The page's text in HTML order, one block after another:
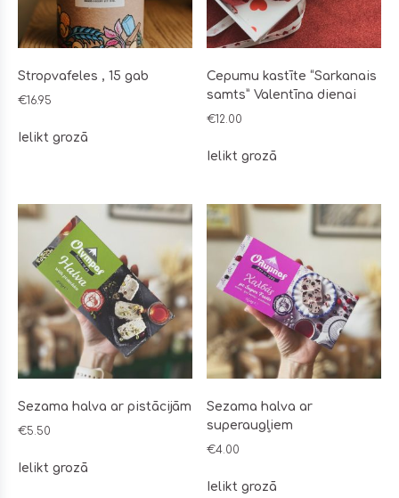
Stropvafeles , 15 gab
€16.95
Ielikt grozā
Cepumu kastīte “Sarkanais
samts” Valentīna dienai
€12.00
Ielikt grozā
Sezama halva ar pistācijām
€5.50
Ielikt grozā
Sezama halva ar
superaugļiem
€4.00
Ielikt grozā